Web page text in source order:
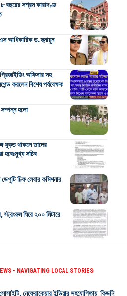
বছরের সশ্রম কারাদণ্ড
আধিকারিক ড. হুমায়ুন
অফিসার সহ
করলেন বিশেষ পর্যবেক্ষক
সম্পন্ন হলো
যুক্ত থাকলে তাদের
হবেঃমুখ্য সচিব
চিফ লেবার কমিশনার
ঘিরে ২০০ মিটারে
- NAVIGATING LOCAL STORIES
নেফ্রোকেয়ার ইন্ডিয়ার সহযোগিতায় কিডনি